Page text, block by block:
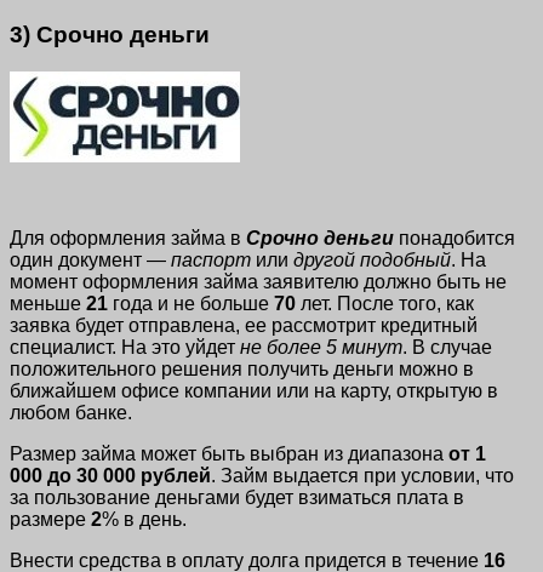
3) Срочно деньги
Для оформления займа в Срочно деньги понадобится
один документ — паспорт или другой подобный. На
момент оформления займа заявителю должно быть не
меньше 21 года и не больше 70 лет. После того, как
заявка будет отправлена, ее рассмотрит кредитный
специалист. На это уйдет не более 5 минут. В случае
положительного решения получить деньги можно в
ближайшем офисе компании или на карту, открытую в
любом банке.
Размер займа может быть выбран из диапазона от 1
000 до 30 000 рублей. Займ выдается при условии, что
за пользование деньгами будет взиматься плата в
размере 2% в день.
Внести средства в оплату долга придется в течение 16